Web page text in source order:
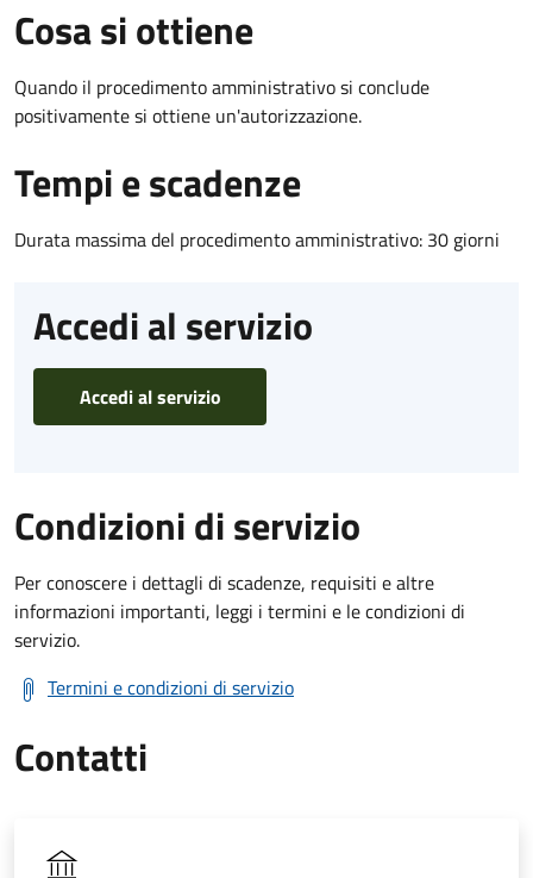
Cosa si ottiene
Quando il procedimento amministrativo si conclude
positivamente si ottiene un'autorizzazione.
Tempi e scadenze
Durata massima del procedimento amministrativo: 30 giorni
Accedi al servizio
Accedi al servizio
Condizioni di servizio
Per conoscere i dettagli di scadenze, requisiti e altre
informazioni importanti, leggi i termini e le condizioni di
servizio.
Termini e condizioni di servizio
Contatti